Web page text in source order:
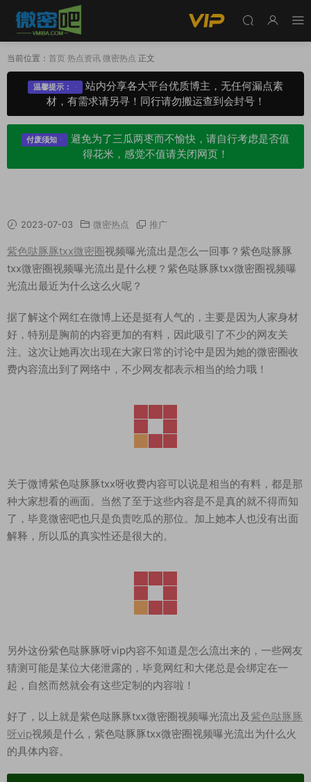
当前位置： 首页 热点资讯 微密热点 正文
温馨提示：
站内分享各大平台优质博主，无任何漏点素
材，有需求请另寻！同行请勿搬运查到会封号！
付废须知
避免为了三瓜两枣而不愉快，请自行考虑是否值
得花米，感觉不值请关闭网页！
2023-07-03 微密热点 推广
紫色哒豚豚txx微密圈视频曝光流出是怎么一回事？紫色哒豚豚
txx微密圈视频曝光流出是什么梗？紫色哒豚豚txx微密圈视频曝
光流出最近为什么这么火呢？
据了解这个网红在微博上还是挺有人气的，主要是因为人家身材
好，特别是胸前的内容更加的有料，因此吸引了不少的网友关
注。这次让她再次出现在大家日常的讨论中是因为她的微密圈收
费内容流出到了网络中，不少网友都表示相当的给力哦！
关于微博紫色哒豚豚txx呀收费内容可以说是相当的有料，都是那
种大家想看的画面。当然了至于这些内容是不是真的就不得而知
了，毕竟微密吧也只是负责吃瓜的那位。加上她本人也没有出面
解释，所以瓜的真实性还是很大的。
另外这份紫色哒豚豚呀vip内容不知道是怎么流出来的，一些网友
猜测可能是某位大佬泄露的，毕竟网红和大佬总是会绑定在一
起，自然而然就会有这些定制的内容啦！
好了，以上就是紫色哒豚豚txx微密圈视频曝光流出及紫色哒豚豚
呀vip视频是什么，紫色哒豚豚txx微密圈视频曝光流出为什么火
的具体内容。